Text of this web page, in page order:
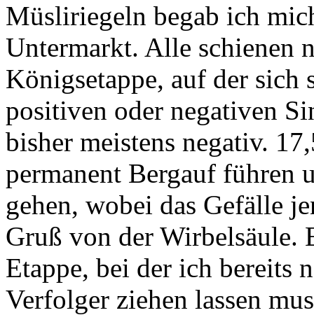
Müsliriegeln begab ich
Untermarkt. Alle schienen
Königsetappe, auf der sich
positiven oder negativen
bisher meistens negativ.
permanent Bergauf führen
gehen, wobei das Gefälle
Gruß von der Wirbelsäule.
Etappe, bei der ich bereits
Verfolger ziehen lassen